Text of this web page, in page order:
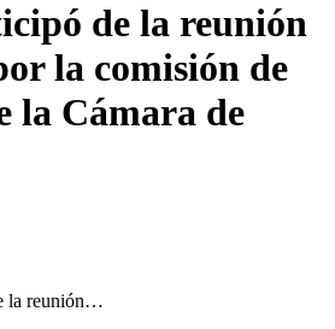
de la reunión
la comisión de
la Cámara de
la reunión…